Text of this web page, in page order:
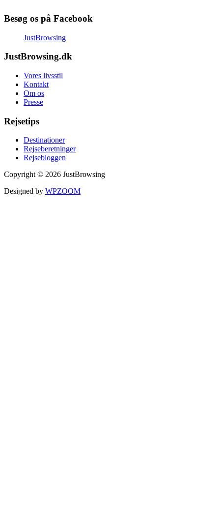
Besøg os på Facebook
JustBrowsing
JustBrowsing.dk
Vores livsstil
Kontakt
Om os
Presse
Rejsetips
Destinationer
Rejseberetninger
Rejsebloggen
Copyright © 2026 JustBrowsing
Designed by WPZOOM